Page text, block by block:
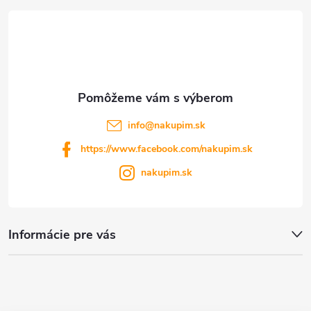
Informácie pre vás
info@nakupim.sk
https://www.facebook.com/nakupim.sk
nakupim.sk